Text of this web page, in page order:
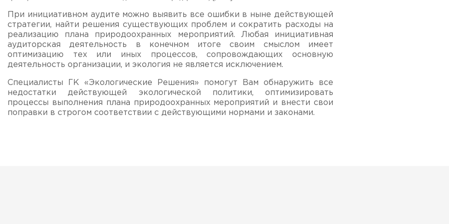
При инициативном аудите можно выявить все ошибки в ныне действующей
стратегии, найти решения существующих проблем и сократить расходы на
реализацию плана природоохранных мероприятий. Любая инициативная
аудиторская деятельность в конечном итоге своим смыслом имеет
оптимизацию тех или иных процессов, сопровождающих основную
деятельность организации, и экология не является исключением.
Специалисты ГК «Экологические Решения» помогут Вам обнаружить все
недостатки действующей экологической политики, оптимизировать
процессы выполнения плана природоохранных мероприятий и внести свои
поправки в строгом соответствии с действующими нормами и законами.